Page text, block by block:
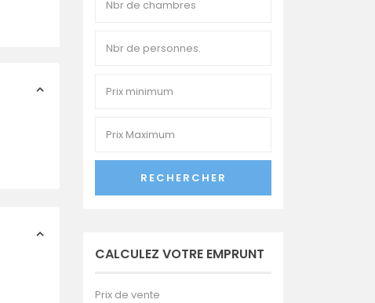
RECHERCHER
CALCULEZ VOTRE EMPRUNT
Prix de vente